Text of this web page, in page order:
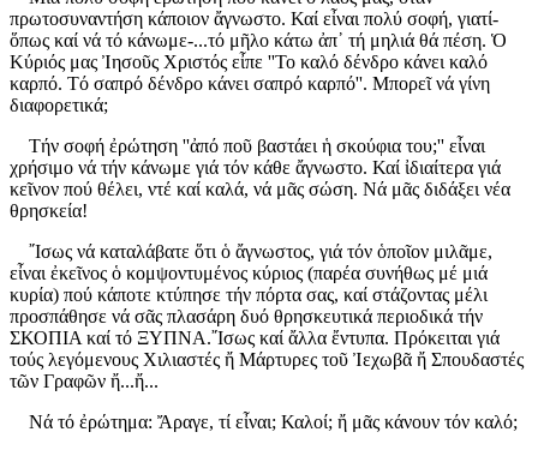
πρωτοσυναντήση κάποιον ἄγνωστο. Καί εἶναι πολύ σοφή, γιατί-
ὅπως καί νά τό κάνωμε-...τό μῆλο κάτω ἀπ᾿ τή μηλιά θά πέση. Ὁ
Κύριός μας Ἰησοῦς Χριστός εἶπε ''Το καλό δένδρο κάνει καλό
καρπό. Τό σαπρό δένδρο κάνει σαπρό καρπό''. Μπορεῖ νά γίνη
διαφορετικά;
Τήν σοφή ἐρώτηση ''ἀπό ποῦ βαστάει ἡ σκούφια του;'' εἶναι
χρήσιμο νά τήν κάνωμε γιά τόν κάθε ἄγνωστο. Καί ἰδιαίτερα γιά
κεῖνον πού θέλει, ντέ καί καλά, νά μᾶς σώση. Νά μᾶς διδάξει νέα
θρησκεία!
῎Ισως νά καταλάβατε ὅτι ὁ ἄγνωστος, γιά τόν ὁποῖον μιλᾶμε,
εἶναι ἐκεῖνος ὁ κομψοντυμένος κύριος (παρέα συνήθως μέ μιά
κυρία) πού κάποτε κτύπησε τήν πόρτα σας, καί στάζοντας μέλι
προσπάθησε νά σᾶς πλασάρη δυό θρησκευτικά περιοδικά τήν
ΣΚΟΠΙΑ καί τό ΞΥΠΝΑ.῎Ισως καί ἄλλα ἔντυπα. Πρόκειται γιά
τούς λεγόμενους Χιλιαστές ἤ Μάρτυρες τοῦ Ἰεχωβᾶ ἤ Σπουδαστές
τῶν Γραφῶν ἤ...ἤ...
Νά τό ἐρώτημα: Ἄραγε, τί εἶναι; Καλοί; ἤ μᾶς κάνουν τόν καλό;